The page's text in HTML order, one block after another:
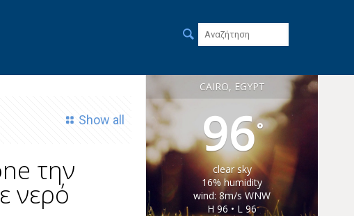
Show all
την
νερό
CAIRO, EGYPT
96°
clear sky
16% humidity
wind: 8m/s WNW
H 96 • L 96